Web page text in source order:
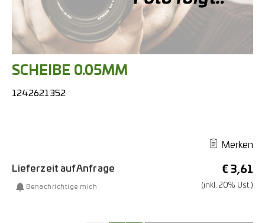
SCHEIBE 0.05MM
1242621352
Merken
€ 3,61
(inkl. 20% Ust.)
Lieferzeit auf Anfrage
Benachrichtige mich